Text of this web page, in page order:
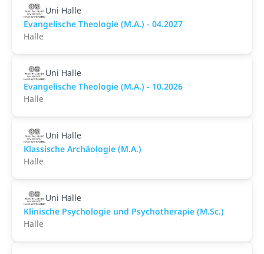
Uni Halle
Evangelische Theologie (M.A.) - 04.2027
Halle
Uni Halle
Evangelische Theologie (M.A.) - 10.2026
Halle
Uni Halle
Klassische Archäologie (M.A.)
Halle
Uni Halle
Klinische Psychologie und Psychotherapie (M.Sc.)
Halle